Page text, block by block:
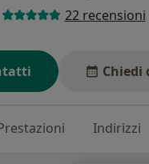
22 recensioni
Chiedi
Indirizzi